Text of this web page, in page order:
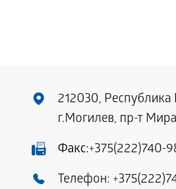
212030, Республика
г.Могилев, пр-т
Факс:+375(222)740-
Телефон: